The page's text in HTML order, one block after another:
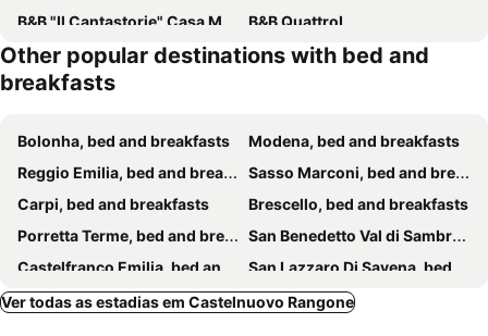
B&B "Il Cantastorie" Casa Molinari-Boldrini
B&B QuattroL
Other popular destinations with bed and
breakfasts
Bolonha, bed and breakfasts
Modena, bed and breakfasts
Reggio Emilia, bed and breakfasts
Sasso Marconi, bed and breakfasts
Carpi, bed and breakfasts
Brescello, bed and breakfasts
Porretta Terme, bed and breakfasts
San Benedetto Val di Sambro, bed and breakfasts
Castelfranco Emilia, bed and breakfasts
San Lazzaro Di Savena, bed and breakfasts
Riolunato, bed and breakfasts Maranello, bed and breakfasts
Ver todas as estadias em Castelnuovo Rangone